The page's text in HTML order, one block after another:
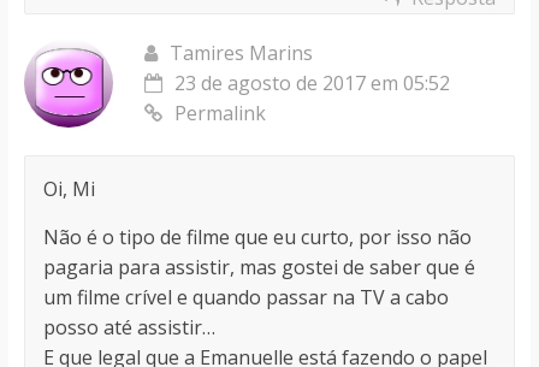
Tamires Marins
23 de agosto de 2017 em 05:52
Permalink
Oi, Mi
Não é o tipo de filme que eu curto, por isso não
pagaria para assistir, mas gostei de saber que é
um filme crível e quando passar na TV a cabo
posso até assistir…
E que legal que a Emanuelle está fazendo o papel